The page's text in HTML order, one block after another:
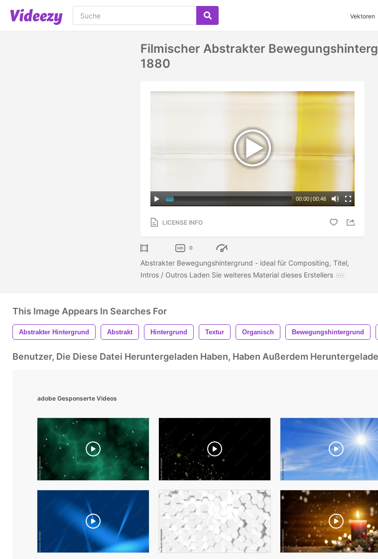
Vektoren
Filmischer Abstrakter
1880
00:00 | 00:46
LICENSE INFO
0
Abstrakter Bewegungshintergrund - ideal für Compositing, Titel,
Intros / Outros Laden Sie weiteres Material dieses Erstellers
This Image Appears In Searches For
Abstrakter Hintergrund Abstrakt Hintergrund Textur Organisch Bewegungshintergrund
Benutzer, Die Diese Datei Heruntergeladen Haben, Haben Außerdem
adobe Gesponserte Videos